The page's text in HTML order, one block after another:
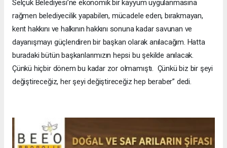
Selçuk Belediyesi’ne ekonomik bir kayyum uygulanmasına
rağmen belediyecilik yapabilen, mücadele eden, bırakmayan,
kent hakkını ve halkının hakkını sonuna kadar savunan ve
dayanışmayı güçlendiren bir başkan olarak anılacağım. Hatta
buradaki bütün başkanlarımızın hepsi bu şekilde anılacak.
Çünkü hiçbir dönem bu kadar zor olmamıştı. Çünkü biz bir şeyi
değiştireceğiz, her şeyi değiştireceğiz hep beraber” dedi.